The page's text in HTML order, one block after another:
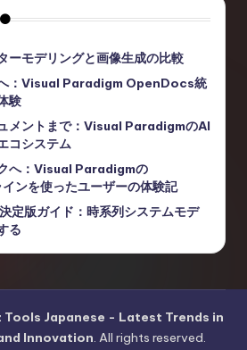
ーモデリングと画像生成の比較
：Visual Paradigm OpenDocs統
験
メントまで：Visual ParadigmのAI
コシステム
へ：Visual Paradigmの
ンを使ったユーザーの体験記
定版ガイド：時系列システムモデ
る
Tools Japanese - Latest Trends in
Innovation. All rights reserved.